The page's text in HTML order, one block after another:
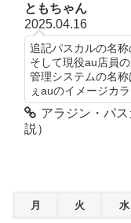
ともちゃん
2025.04.16
追記パスカルの名
そして現役au店員
管理システムの名
ぇauのイメージカ
アラジン・パ
説）
月 火 水